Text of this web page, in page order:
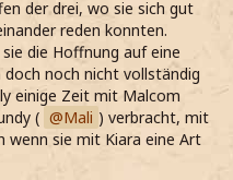
der drei, wo sie sich gut
reden konnten.
die Hoffnung auf eine
noch nicht vollständig
einige Zeit mit Malcom
( Mali ) verbracht, mit
wenn sie mit Kiara eine Art